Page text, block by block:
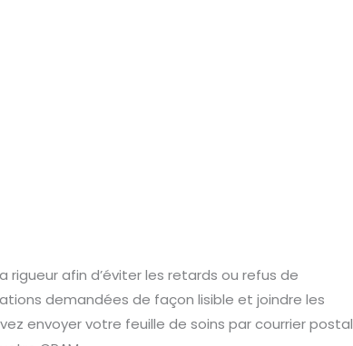
afin d’éviter les retards ou refus de
demandées de façon lisible et joindre les
envoyer votre feuille de soins par courrier postal